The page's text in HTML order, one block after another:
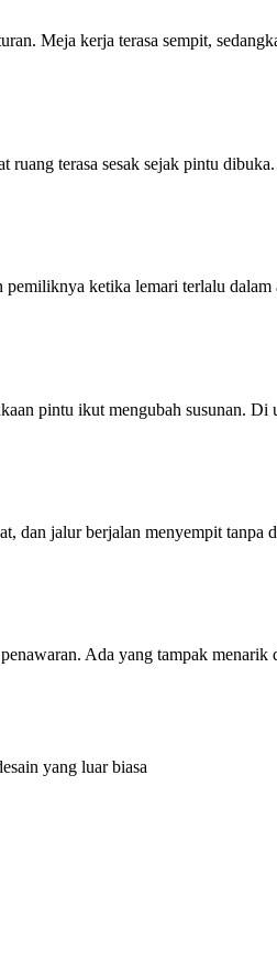
Meja kerja terasa sempit,
ruang terasa sesak sejak pintu
ketika lemari terlalu dalam
pintu ikut mengubah susunan. Di
dan jalur berjalan menyempit tanpa
Ada yang tampak
yang luar biasa